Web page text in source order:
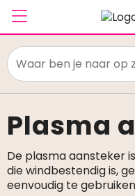
Textiel
Paraplu's
Tassen
Plasma
De plasma aansteker
die windbestendig is,
eenvoudig te